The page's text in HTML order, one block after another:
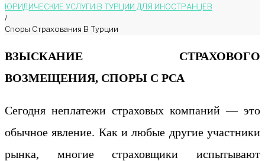
ЮРИДИЧЕСКИЕ УСЛУГИ В ТУРЦИИ ДЛЯ ИНОСТРАНЦЕВ
/
Споры Страхования В Турции
Споры
Страхования
В
Турции
ВЗЫСКАНИЕ СТРАХОВОГО
ВОЗМЕЩЕНИЯ, СПОРЫ С РСА
Сегодня неплатежи страховых компаний — это
обычное явление. Как и любые другие участники
рынка, многие страховщики испытывают